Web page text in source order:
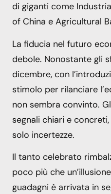
di giganti come
of China e Agricultural
La fiducia nel futuro
debole. Nonostante gli
dicembre, con
stimolo per rilanciare
non sembra convinto.
segnali chiari e
solo incertezze.
Il tanto celebrato
poco più che
guadagni è arrivata in